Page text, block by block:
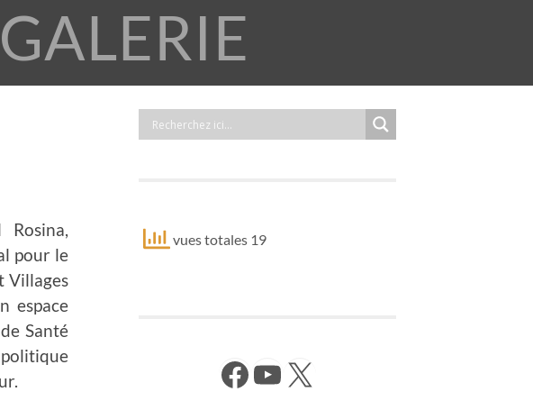
GALERIE
pour le
Villages
espace
Santé
vues totales 19
Facebook YouTube X